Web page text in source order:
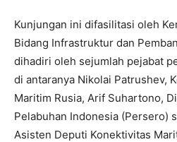
Kunjungan ini difasilitasi oleh
Bidang Infrastruktur dan
dihadiri oleh sejumlah pejabat
di antaranya Nikolai Patrushev,
Maritim Rusia, Arif Suhartono,
Pelabuhan Indonesia (Persero)
Asisten Deputi Konektivitas